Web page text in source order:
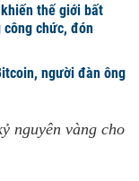
thế giới bất
chức, đón
người đàn ông
nguyên vàng cho